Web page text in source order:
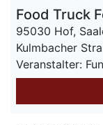
Food Truck
95030 Hof,
Kulmbacher
Veranstalter: